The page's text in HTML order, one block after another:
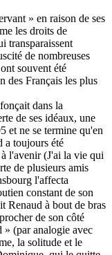
» en raison de ses
les droits de
transparaissent
de nombreuses
souvent été
des Français les plus
dans la
de ses idéaux, une
et ne se termine qu'en
a toujours été
l'avenir (J'ai la vie qui
de plusieurs amis
l'affecta
constant de son
Renaud à bout de bras
de son côté
» (par analogie avec
la solitude et le